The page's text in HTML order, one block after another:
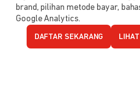
brand, pilihan metode bayar,
Google Analytics.
DAFTAR SEKARANG